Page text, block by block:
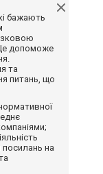
бажають
допоможе
та
питань, що
посилань на